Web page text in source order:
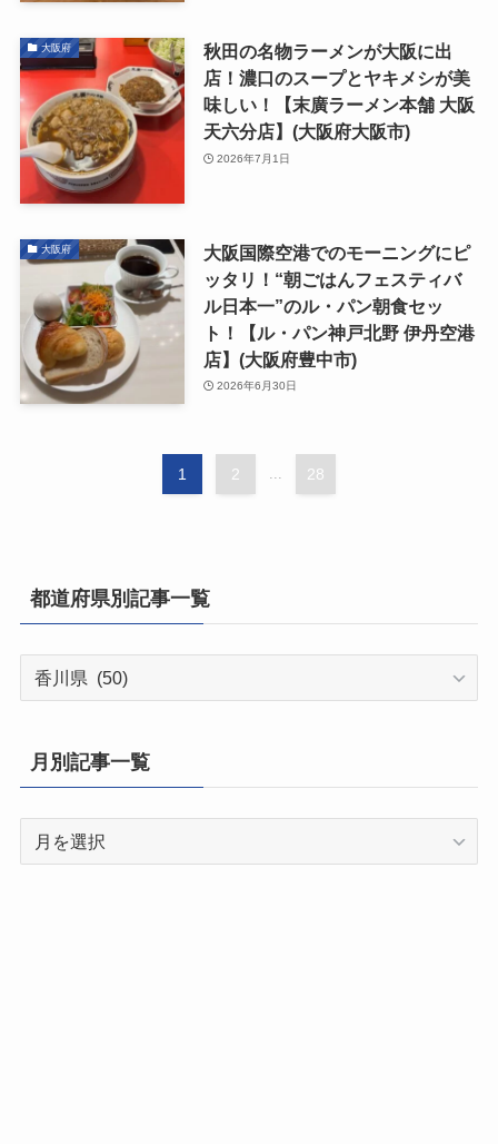
大阪府
秋田の名物ラーメンが大阪に出
店！濃口のスープとヤキメシが美
味しい！【末廣ラーメン本舗 大阪
天六分店】(大阪府大阪市)
2026年7月1日
大阪府
大阪国際空港でのモーニングにピ
ッタリ！“朝ごはんフェスティバ
ル日本一”のル・パン朝食セッ
ト！【ル・パン神戸北野 伊丹空港
店】(大阪府豊中市)
2026年6月30日
1 2 ... 28
都道府県別記事一覧
県
別
一
月別記事一覧